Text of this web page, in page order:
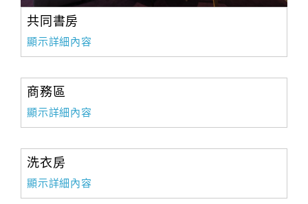
共同書房
顯示詳細內容
商務區
顯示詳細內容
洗衣房
顯示詳細內容